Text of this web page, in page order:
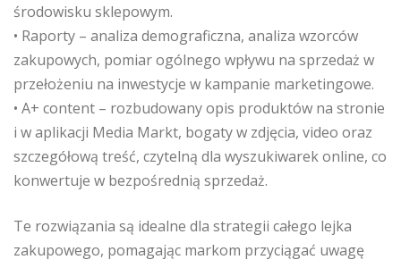
środowisku sklepowym.
• Raporty – analiza demograficzna, analiza wzorców
zakupowych, pomiar ogólnego wpływu na sprzedaż w
przełożeniu na inwestycje w kampanie marketingowe.
• A+ content – rozbudowany opis produktów na stronie
i w aplikacji Media Markt, bogaty w zdjęcia, video oraz
szczegółową treść, czytelną dla wyszukiwarek online, co
konwertuje w bezpośrednią sprzedaż.
Te rozwiązania są idealne dla strategii całego lejka
zakupowego, pomagając markom przyciągać uwagę